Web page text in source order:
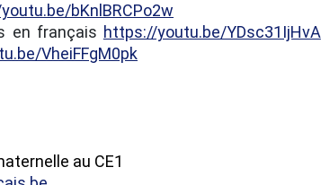
bKnlBRCPo2w
en français https://youtu.be/YDsc31IjHvA
VheiFFgM0pk
au CE1